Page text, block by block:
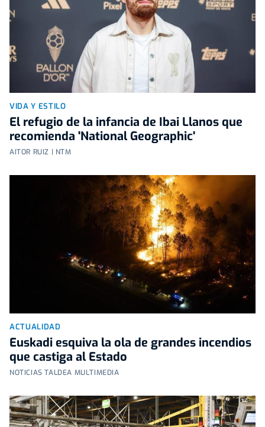
VIDA Y ESTILO
El refugio de la infancia de Ibai Llanos que
recomienda 'National Geographic'
AITOR RUIZ | NTM
ACTUALIDAD
Euskadi esquiva la ola de grandes incendios
que castiga al Estado
NOTICIAS TALDEA MULTIMEDIA